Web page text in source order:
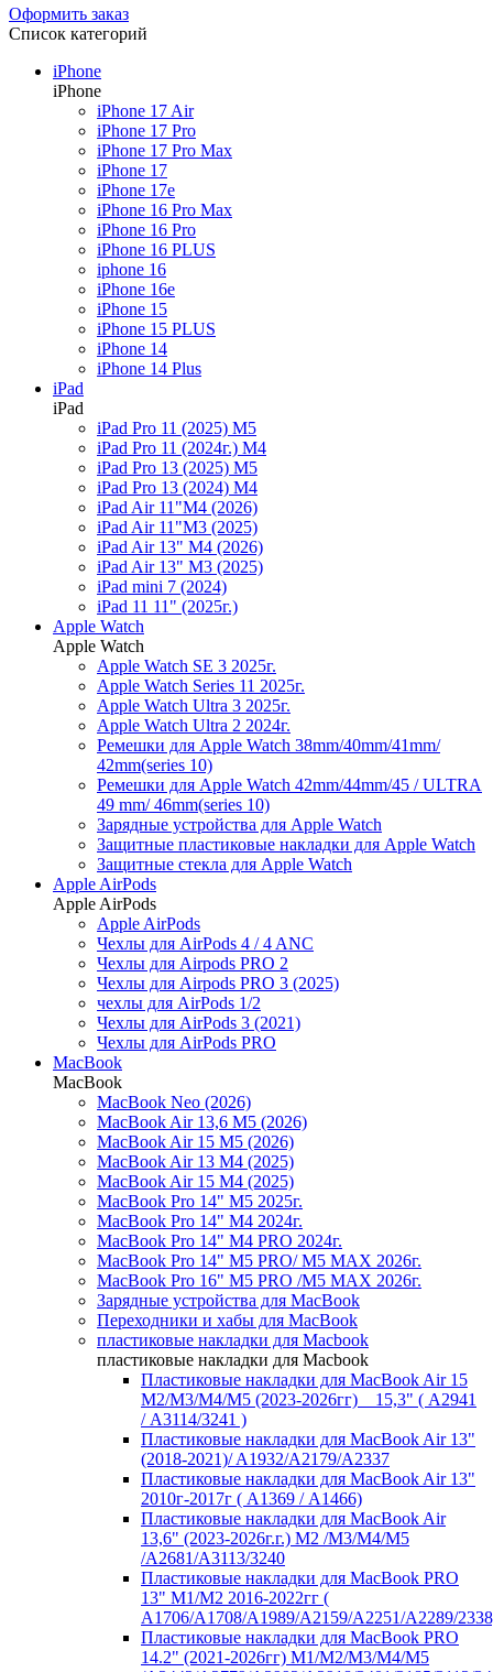
Оформить заказ
Список категорий
iPhone
iPhone
iPhone 17 Air
iPhone 17 Pro
iPhone 17 Pro Max
iPhone 17
iPhone 17e
iPhone 16 Pro Max
iPhone 16 Pro
iPhone 16 PLUS
iphone 16
iPhone 16e
iPhone 15
iPhone 15 PLUS
iPhone 14
iPhone 14 Plus
iPad
iPad
iPad Pro 11 (2025) M5
iPad Pro 11 (2024г.) M4
iPad Pro 13 (2025) M5
iPad Pro 13 (2024) M4
iPad Air 11"M4 (2026)
iPad Air 11"M3 (2025)
iPad Air 13" M4 (2026)
iPad Air 13" M3 (2025)
iPad mini 7 (2024)
iPad 11 11" (2025г.)
Apple Watch
Apple Watch
Apple Watch SE 3 2025г.
Apple Watch Series 11 2025г.
Apple Watch Ultra 3 2025г.
Apple Watch Ultra 2 2024г.
Ремешки для Apple Watch 38mm/40mm/41mm/
42mm(series 10)
Ремешки для Apple Watch 42mm/44mm/45 / ULTRA
49 mm/ 46mm(series 10)
Зарядные устройства для Apple Watch
Защитные пластиковые накладки для Apple Watch
Защитные стекла для Apple Watch
Apple AirPods
Apple AirPods
Apple AirPods
Чехлы для AirPods 4 / 4 ANC
Чехлы для Airpods PRO 2
Чехлы для Airpods PRO 3 (2025)
чехлы для AirPods 1/2
Чехлы для AirPods 3 (2021)
Чехлы для AirPods PRO
MacBook
MacBook
MacBook Neo (2026)
MacBook Air 13,6 M5 (2026)
MacBook Air 15 M5 (2026)
MacBook Air 13 M4 (2025)
MacBook Air 15 M4 (2025)
MacBook Pro 14" M5 2025г.
MacBook Pro 14" M4 2024г.
MacBook Pro 14" M4 PRO 2024г.
MacBook Pro 14" M5 PRO/ M5 MAX 2026г.
MacBook Pro 16" M5 PRO /M5 MAX 2026г.
Зарядные устройства для MacBook
Переходники и хабы для MacBook
пластиковые накладки для Macbook
пластиковые накладки для Macbook
Пластиковые накладки для MacBook Air 15
M2/M3/M4/M5 (2023-2026гг) _ 15,3" ( А2941
/ А3114/3241 )
Пластиковые накладки для MacBook Air 13"
(2018-2021)/ A1932/A2179/A2337
Пластиковые накладки для MacBook Air 13"
2010г-2017г ( А1369 / А1466)
Пластиковые накладки для MacBook Air
13,6" (2023-2026г.г.) M2 /M3/M4/M5
/A2681/A3113/3240
Пластиковые накладки для MacBook PRO
13" M1/M2 2016-2022гг (
А1706/A1708/A1989/A2159/A2251/A2289/
Пластиковые накладки для MacBook PRO
14.2" (2021-2026гг) M1/M2/M3/M4/M5